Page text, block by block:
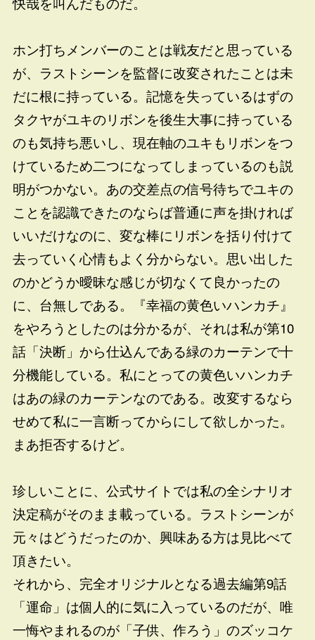
ホン打ちメンバーのことは戦友だと思っている
が、ラストシーンを監督に改変されたことは未
だに根に持っている。記憶を失っているはずの
タクヤがユキのリボンを後生大事に持っている
のも気持ち悪いし、現在軸のユキもリボンをつ
けているため二つになってしまっているのも説
明がつかない。あの交差点の信号待ちでユキの
ことを認識できたのならば普通に声を掛ければ
いいだけなのに、変な棒にリボンを括り付けて
去っていく心情もよく分からない。思い出した
のかどうか曖昧な感じが切なくて良かったの
に、台無しである。『幸福の黄色いハンカチ』
をやろうとしたのは分かるが、それは私が第10
話「決断」から仕込んである緑のカーテンで十
分機能している。私にとっての黄色いハンカチ
はあの緑のカーテンなのである。改変するなら
せめて私に一言断ってからにして欲しかった。
まあ拒否するけど。
珍しいことに、公式サイトでは私の全シナリオ
決定稿がそのまま載っている。ラストシーンが
元々はどうだったのか、興味ある方は見比べて
頂きたい。
それから、完全オリジナルとなる過去編第9話
「運命」は個人的に気に入っているのだが、唯
一悔やまれるのが「子供、作ろう」のズッコケ